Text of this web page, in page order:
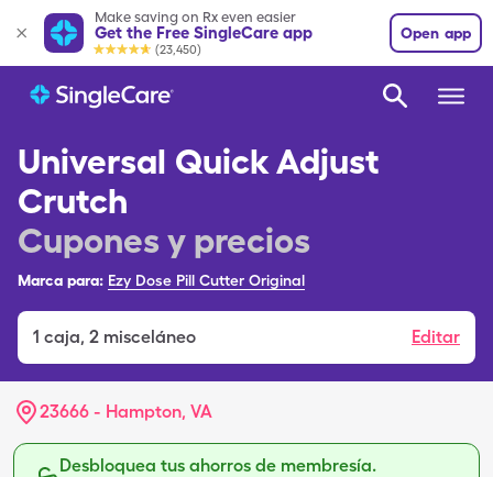
Make saving on Rx even easier
Get the Free SingleCare app
(23,450)
Open app
Universal Quick Adjust
Crutch
Cupones y precios
Marca para: Ezy Dose Pill Cutter Original
1 caja, 2 misceláneo Editar
23666 - Hampton, VA
Desbloquea tus ahorros de membresía.